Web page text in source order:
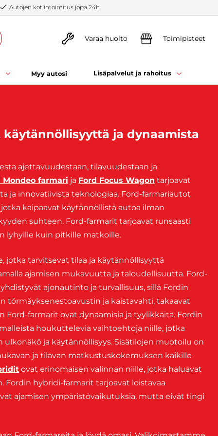
Autojen kotiintoimitus jopa 24h
Varaa huolto Toimipisteet
Myy autosi Lisäpalvelut ja rahoitus
ja dynaamista
ajettavuudestaan, tilavuudestaan ja
Mondeo farmari ja Ford Focus Wagon tarjoavat
ja innovatiivista teknologiaa. Ford-farmariautot
kaipaavat käytännöllistä autoa ilman
suhteen. Ford-farmarit tarjoavat runsaasti
lyhyille kuin pitkille matkoille.
jotka tarvitsevat tilaa ja käytännöllisyyttä
ajamisen mukavuutta ja taloudellisuutta. Ford-
ajonautinto ja turvallisuus, sillä Fordin
törmäyksenestoavustin ja kaistavahti, takaavat
Ford-farmarit ovat dynaamisia ja tyylikkäitä. Fordin
houkuttelevia vaihtoehtoja niille, jotka
ja käytännöllisyys. Sisätilojen muotoilu on
ja tilavan matkustuskokemuksen kaikille
ovat erinomaisen valinnan niille, jotka haluavat
hybridi-farmarit tarjoavat loistavaa
ajamisen ympäristövaikutuksia, mutta eivät tingi